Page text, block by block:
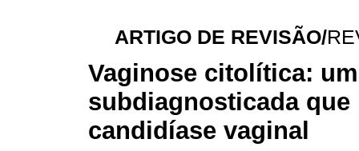
ARTIGO DE REVISÃO/
Vaginose citolítica:
subdiagnosticada que
candidíase vaginal